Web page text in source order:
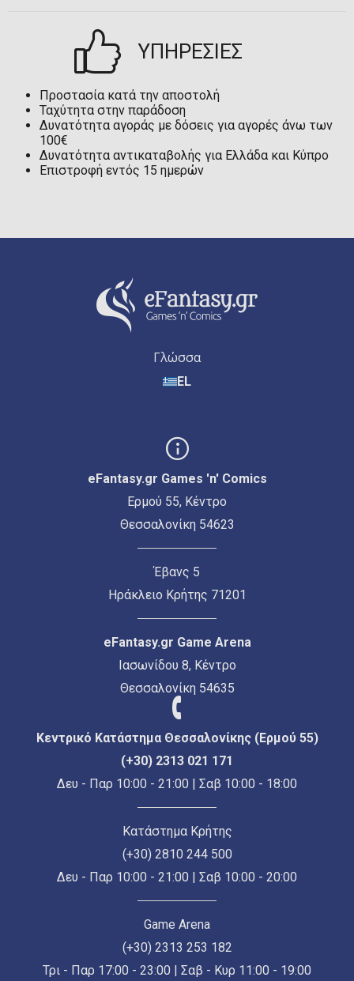
ΥΠΗΡΕΣΙΕΣ
Προστασία κατά την αποστολή
Ταχύτητα στην παράδοση
Δυνατότητα αγοράς με δόσεις για αγορές άνω των
100€
Δυνατότητα αντικαταβολής για Ελλάδα και Κύπρο
Επιστροφή εντός 15 ημερών
Γλώσσα
EL
eFantasy.gr Games 'n' Comics
Ερμού 55, Κέντρο
Θεσσαλονίκη 54623
Έβανς 5
Ηράκλειο Κρήτης 71201
eFantasy.gr Game Arena
Ιασωνίδου 8, Κέντρο
Θεσσαλονίκη 54635
Κεντρικό Κατάστημα Θεσσαλονίκης (Ερμού 55)
(+30) 2313 021 171
Δευ - Παρ 10:00 - 21:00 | Σαβ 10:00 - 18:00
Κατάστημα Κρήτης
(+30) 2810 244 500
Δευ - Παρ 10:00 - 21:00 | Σαβ 10:00 - 20:00
Game Arena
(+30) 2313 253 182
Τρι - Παρ 17:00 - 23:00 | Σαβ - Κυρ 11:00 - 19:00